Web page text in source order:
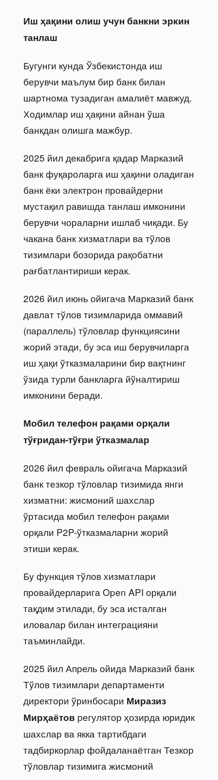
Иш ҳақини олиш учун банкни эркин
танлаш
Бугунги кунда Ўзбекистонда иш
берувчи маълум бир банк билан
шартнома тузадиган амалиёт мавжуд.
Ходимлар иш ҳақини айнан ўша
банкдан олишга мажбур.
2025 йил декабрига қадар Марказий
банк фуқароларга иш ҳақини оладиган
банк ёки электрон провайдерни
мустақил равишда танлаш имконини
берувчи чораларни ишлаб чиқади. Бу
чакана банк хизматлари ва тўлов
тизимлари бозорида рақобатни
рағбатлантириши керак.
2026 йил июнь ойигача Марказий банк
давлат тўлов тизимларида оммавий
(параллель) тўловлар функциясини
жорий этади, бу эса иш берувчиларга
иш ҳақи ўтказмаларини бир вақтнинг
ўзида турли банкларга йўналтириш
имконини беради.
Мобил телефон рақами орқали
тўғридан-тўғри ўтказмалар
2026 йил февраль ойигача Марказий
банк тезкор тўловлар тизимида янги
хизматни: жисмоний шахслар
ўртасида мобил телефон рақами
орқали P2P-ўтказмаларни жорий
этиши керак.
Бу функция тўлов хизматлари
провайдерларига Open API орқали
тақдим этилади, бу эса исталган
иловалар билан интеграцияни
таъминлайди.
2025 йил Апрель ойида Марказий банк
Тўлов тизимлари департаменти
директори ўринбосари Миразиз
Мирҳаётов регулятор ҳозирда юридик
шахслар ва якка тартибдаги
тадбиркорлар фойдаланаётган Тезкор
тўловлар тизимига жисмоний